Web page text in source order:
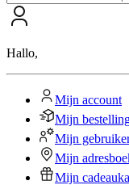
Hallo,
Mijn account
Mijn
Mijn
Mijn
Mijn